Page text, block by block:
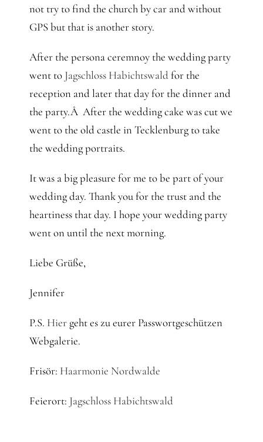
not try to find the church by car and without
GPS but that is another story.
After the persona ceremnoy the wedding party
went to Jagschloss Habichtswaldfor the
reception and later that day for the dinner and
the party.Â After the wedding cake was cut we
went to the old castle in Tecklenburg to take
the wedding portraits.
It was a big pleasure for me to be part of your
wedding day. Thank you for the trust and the
heartiness that day. I hope your wedding party
went on until the next morning.
Liebe Grüße,
Jennifer
P.S. Hiergeht es zu eurer Passwortgeschützen
Webgalerie.
Frisör: Haarmonie Nordwalde
Feierort: Jagschloss Habichtswald